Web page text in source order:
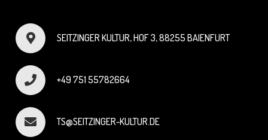
SEITZINGER KULTUR, HOF 3, 88255 BAIENFURT
+49 751 55782664
TS@SEITZINGER-KULTUR.DE